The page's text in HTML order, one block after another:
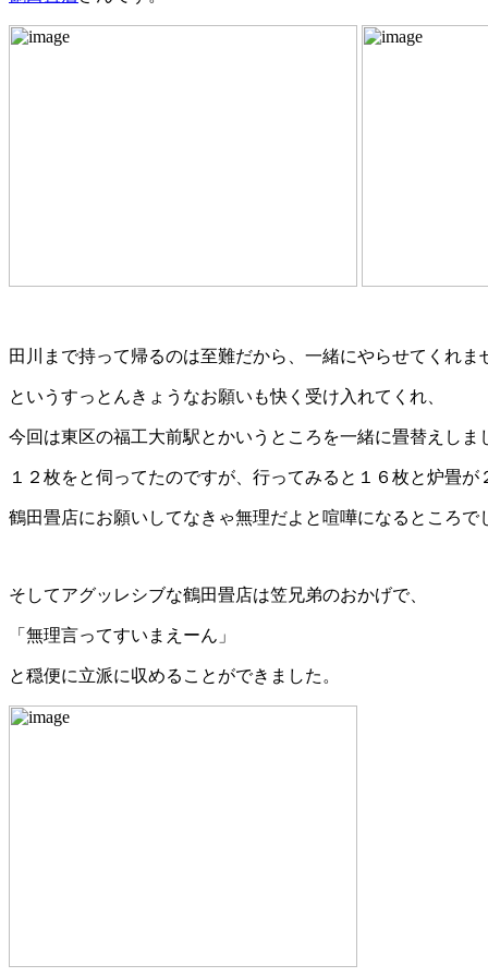
田川まで持って帰るのは至難だから、一緒にやらせてくれま
というすっとんきょうなお願いも快く受け入れてくれ、
今回は東区の福工大前駅とかいうところを一緒に畳替えしま
１２枚をと伺ってたのですが、行ってみると１６枚と炉畳が
鶴田畳店にお願いしてなきゃ無理だよと喧嘩になるところで
そしてアグッレシブな鶴田畳店は笠兄弟のおかげで、
「無理言ってすいまえーん」
と穏便に立派に収めることができました。